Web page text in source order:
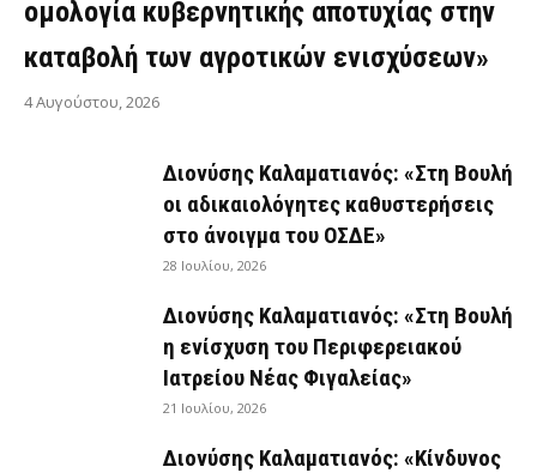
ομολογία κυβερνητικής αποτυχίας στην
καταβολή των αγροτικών ενισχύσεων»
4 Αυγούστου, 2026
Διονύσης Καλαματιανός: «Στη Βουλή
οι αδικαιολόγητες καθυστερήσεις
στο άνοιγμα του ΟΣΔΕ»
28 Ιουλίου, 2026
Διονύσης Καλαματιανός: «Στη Βουλή
η ενίσχυση του Περιφερειακού
Ιατρείου Νέας Φιγαλείας»
21 Ιουλίου, 2026
Διονύσης Καλαματιανός: «Κίνδυνος